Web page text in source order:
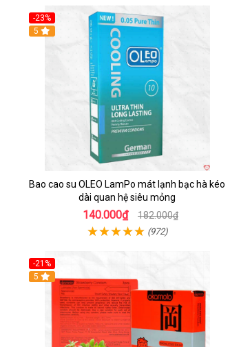
-23%
5
Bao cao su OLEO LamPo mát lạnh bạc hà kéo
dài quan hệ siêu mỏng
140.000₫ 182.000₫
(972)
-21%
Hot
5